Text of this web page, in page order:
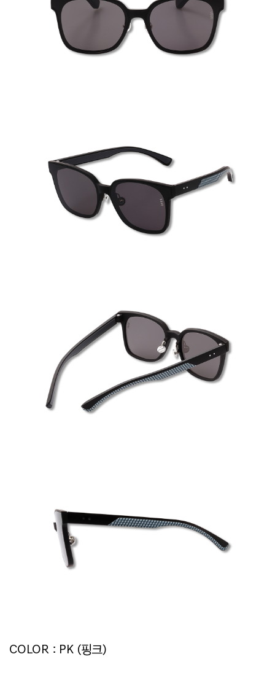
COLOR : PK (핑크)